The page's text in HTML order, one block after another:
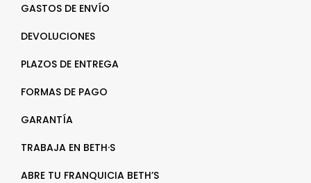
GASTOS DE ENVÍO
DEVOLUCIONES
PLAZOS DE ENTREGA
FORMAS DE PAGO
GARANTÍA
TRABAJA EN BETH·S
ABRE TU FRANQUICIA BETH’S